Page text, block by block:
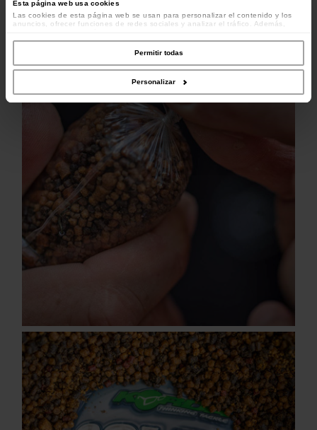
Esta página web usa cookies
Las cookies de esta página web se usan para personalizar el contenido y los
anuncios, ofrecer funciones de redes sociales y analizar el tráfico. Además,
colaboradores de redes sociales, publicidad y análisis web, quienes pueden
combinarla con otra información que les haya proporcionado o que hayan
recopilado a partir del uso que haya hecho de sus servicios.
Permitir todas
Personalizar